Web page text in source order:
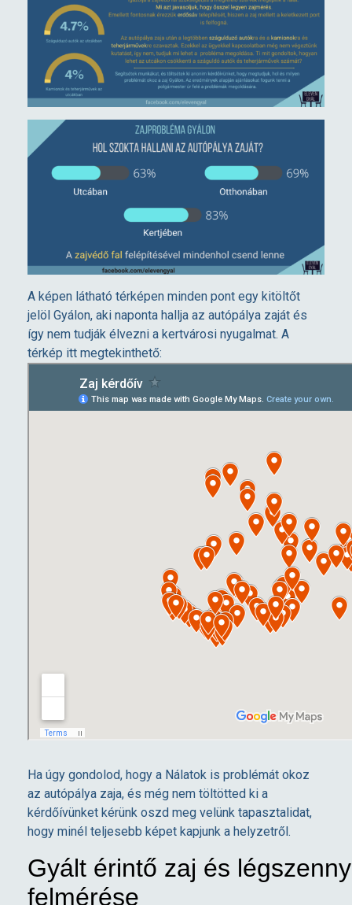
A képen látható térképen minden pont egy kitöltőt
jelöl Gyálon, aki naponta hallja az autópálya zaját és
így nem tudják élvezni a kertvárosi nyugalmat. A
térkép itt megtekinthető:
Ha úgy gondolod, hogy a Nálatok is problémát okoz
az autópálya zaja, és még nem töltötted ki a
kérdőívünket kérünk oszd meg velünk tapasztalidat,
hogy minél teljesebb képet kapjunk a helyzetről.